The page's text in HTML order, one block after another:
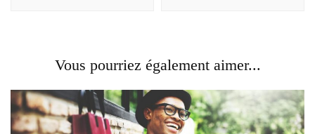
Vous pourriez également aimer...